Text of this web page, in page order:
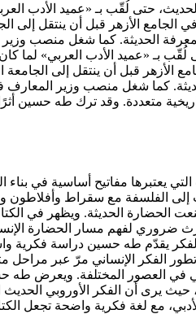
الحديث، حتى لُقّب بـ «عميد
الجامع الأزهر قبل أن ينتقل
المعرفة الحديثة. كما شغل منصب
لُقّب بـ «عميد الأدب العربي» لما
الأزهر قبل أن ينتقل إلى
الحديثة. كما شغل منصب وزير
متعددة. وقد ترك طه حسين
مفاتيح أساسية في بناء
الفلسفة مع سقراط وأفلاطون
الحديثة. ويظهر في الكتاب
ضروري لفهم مسار الحضارة
يقدّم طه حسين دراسة فكرية
الفكر الإنساني مرّ عبر
في العصور المختلفة. ويعرض
حيث يرى أن الفكر الأوروبي
مع لغة فكرية واضحة تجعل